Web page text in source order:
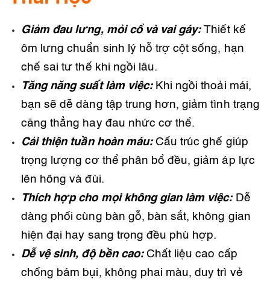
Giảm đau lưng, mỏi cổ và vai gáy:
Thiết kế
ôm lưng chuẩn sinh lý hỗ trợ cột sống, hạn
chế sai tư thế khi ngồi lâu.
Tăng năng suất làm việc: Khi ngồi thoải mái,
bạn sẽ dễ dàng tập trung hơn, giảm tình trạng
căng thẳng hay đau nhức cơ thể.
Cải thiện tuần hoàn máu:Cấu trúc ghế giúp
trọng lượng cơ thể phân bổ đều, giảm áp lực
lên hông và đùi.
Thích hợp cho mọi không gian làm việc:Dễ
dàng phối cùng bàn gỗ, bàn sắt, không gian
hiện đại hay sang trọng đều phù hợp.
Dễ vệ sinh, độ bền cao:Chất liệu cao cấp
chống bám bụi, không phai màu, duy trì vẻ